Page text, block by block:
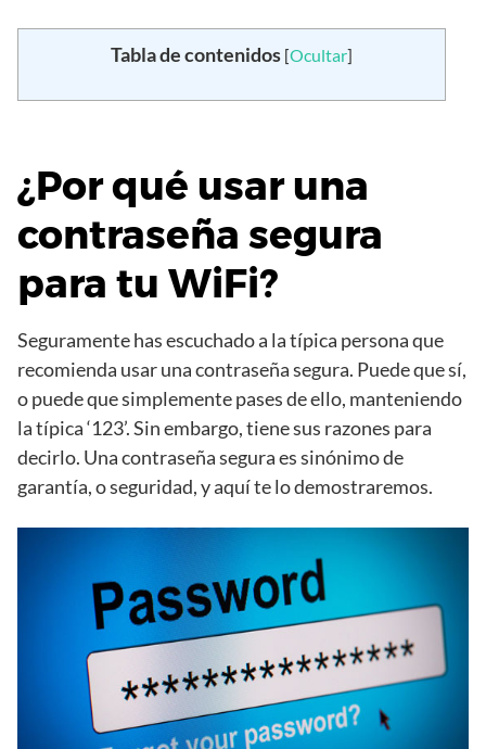
Tabla de contenidos [Ocultar]
¿Por qué usar una
contraseña segura
para tu WiFi?
Seguramente has escuchado a la típica persona que
recomienda usar una contraseña segura. Puede que sí,
o puede que simplemente pases de ello, manteniendo
la típica ‘123’. Sin embargo, tiene sus razones para
decirlo. Una contraseña segura es sinónimo de
garantía, o seguridad, y aquí te lo demostraremos.